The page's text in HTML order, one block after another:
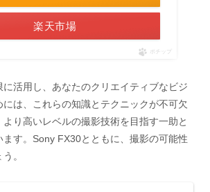
楽天市場
ポチップ
活用し、あなたのクリエイティブなビジ
には、これらの知識とテクニックが不可欠
り高いレベルの撮影技術を目指す一助と
ます。Sony FX30とともに、撮影の可能性
。